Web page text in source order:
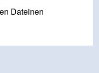
Dateinen